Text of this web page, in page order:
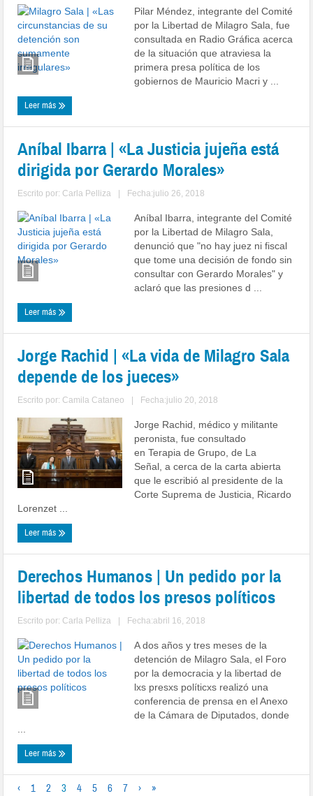
Pilar Méndez, integrante del Comité
por la Libertad de Milagro Sala, fue
consultada en Radio Gráfica acerca
de la situación que atraviesa la
primera presa política de los
gobiernos de Mauricio Macri y ...
Leer más
Aníbal Ibarra | «La Justicia jujeña está
dirigida por Gerardo Morales»
Escrito por: Carla Pelliza Fecha:julio 26, 2018
Aníbal Ibarra, integrante del Comité
por la Libertad de Milagro Sala,
denunció que "no hay juez ni fiscal
que tome una decisión de fondo sin
consultar con Gerardo Morales" y
aclaró que las presiones d ...
Leer más
Jorge Rachid | «La vida de Milagro Sala
depende de los jueces»
Escrito por: Camila Cataneo Fecha:julio 20, 2018
Jorge Rachid, médico y militante
peronista, fue consultado
en Terapia de Grupo, de La
Señal, a cerca de la carta abierta
que le escribió al presidente de la
Corte Suprema de Justicia, Ricardo
Lorenzet ...
Leer más
Derechos Humanos | Un pedido por la
libertad de todos los presos políticos
Escrito por: Carla Pelliza Fecha:abril 16, 2018
A dos años y tres meses de la
detención de Milagro Sala, el Foro
por la democracia y la libertad de
lxs presxs políticxs realizó una
conferencia de prensa en el Anexo
de la Cámara de Diputados, donde
Leer más
‹ 1 2 3 4 5 6 7 › »